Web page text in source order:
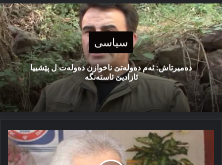
سیاسی
دەمیرتاش: ئەم دەولەتێ ناخوازن دەولەت ل پێشییا
ئازادیێ ئاستەنگە
دڤێ
سەرۆك
بارزانی